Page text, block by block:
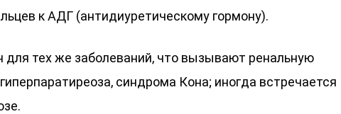
к АДГ (антидиуретическому гормону).
для тех же заболеваний, что вызывают ренальную
синдрома Кона; иногда встречается